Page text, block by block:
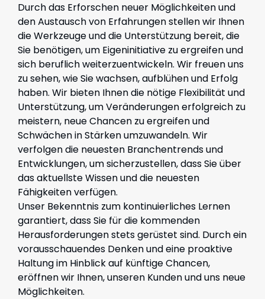
Durch das Erforschen neuer Möglichkeiten und
den Austausch von Erfahrungen stellen wir Ihnen
die Werkzeuge und die Unterstützung bereit, die
Sie benötigen, um Eigeninitiative zu ergreifen und
sich beruflich weiterzuentwickeln. Wir freuen uns
zu sehen, wie Sie wachsen, aufblühen und Erfolg
haben. Wir bieten Ihnen die nötige Flexibilität und
Unterstützung, um Veränderungen erfolgreich zu
meistern, neue Chancen zu ergreifen und
Schwächen in Stärken umzuwandeln. Wir
verfolgen die neuesten Branchentrends und
Entwicklungen, um sicherzustellen, dass Sie über
das aktuellste Wissen und die neuesten
Fähigkeiten verfügen.
Unser Bekenntnis zum kontinuierliches Lernen
garantiert, dass Sie für die kommenden
Herausforderungen stets gerüstet sind. Durch ein
vorausschauendes Denken und eine proaktive
Haltung im Hinblick auf künftige Chancen,
eröffnen wir Ihnen, unseren Kunden und uns neue
Möglichkeiten.